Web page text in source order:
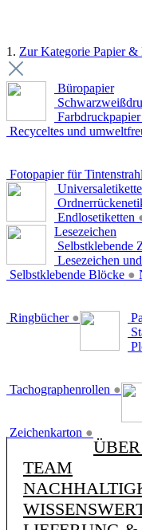
1. Zur Kategorie Papier &
Büropapier
Farbdruckpapier
Recyceltes und
Fotopapier für
Endlosetiketten
Lesezeichen
Selbstklebende
Lesezeichen
Selbstklebende Blöcke ●
Ringbücher ●
Tachographenrollen ●
Zeichenkarton ●
TEAM